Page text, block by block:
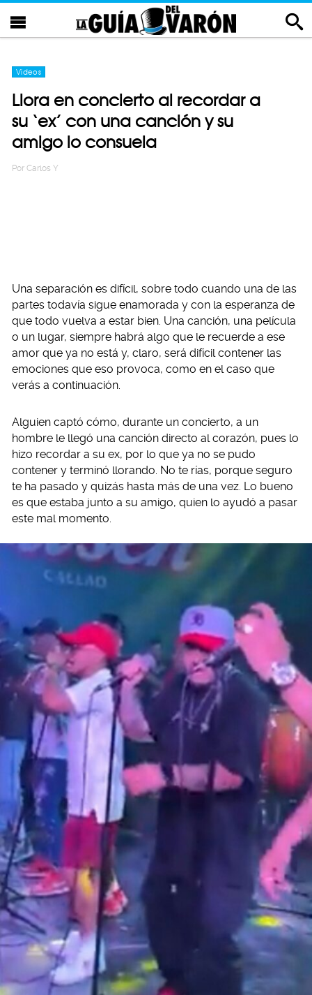
Videos
Llora en concierto al recordar a
su ‘ex’ con una canción y su
amigo lo consuela
Por Carlos Y
Una separación es difícil, sobre todo cuando una de las
partes todavía sigue enamorada y con la esperanza de
que todo vuelva a estar bien. Una canción, una película
o un lugar, siempre habrá algo que le recuerde a ese
amor que ya no está y, claro, será difícil contener las
emociones que eso provoca, como en el caso que
verás a continuación.
Alguien captó cómo, durante un concierto, a un
hombre le llegó una canción directo al corazón, pues lo
hizo recordar a su ex, por lo que ya no se pudo
contener y terminó llorando. No te rías, porque seguro
te ha pasado y quizás hasta más de una vez. Lo bueno
es que estaba junto a su amigo, quien lo ayudó a pasar
este mal momento.